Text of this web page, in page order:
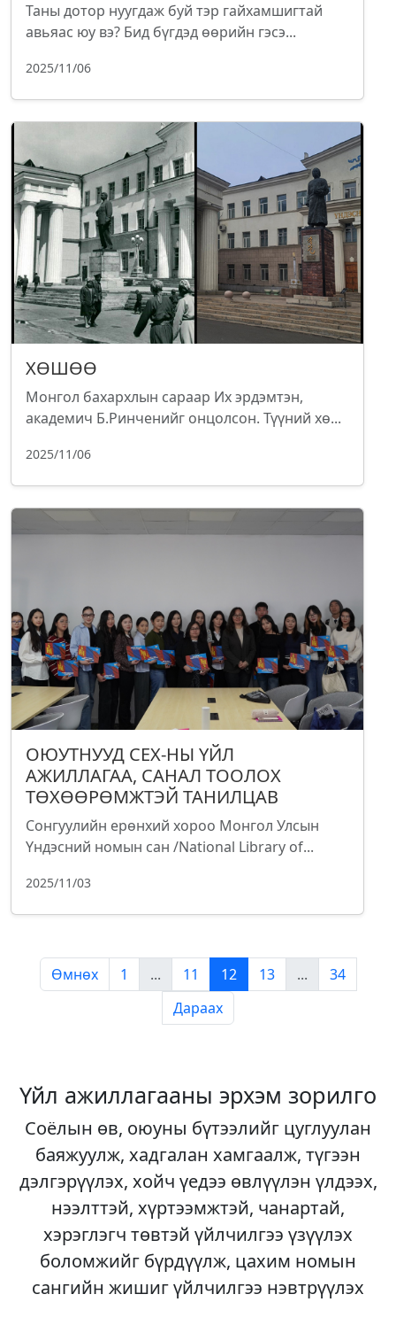
Таны дотор нуугдаж буй тэр гайхамшигтай
авьяас юу вэ? Бид бүгдэд өөрийн гэсэ...
2025/11/06
ХӨШӨӨ
Монгол бахархлын сараар Их эрдэмтэн,
академич Б.Ринченийг онцолсон. Түүний хө...
2025/11/06
ОЮУТНУУД СЕХ-НЫ ҮЙЛ
АЖИЛЛАГАА, САНАЛ ТООЛОХ
ТӨХӨӨРӨМЖТЭЙ ТАНИЛЦАВ
Сонгуулийн ерөнхий хороо Монгол Улсын
Үндэсний номын сан /National Library of...
2025/11/03
Өмнөх 1 ... 11 12 13 ...
34
Дараах
Үйл ажиллагааны эрхэм зорилго
Соёлын өв, оюуны бүтээлийг цуглуулан
баяжуулж, хадгалан хамгаалж, түгээн
дэлгэрүүлэх, хойч үедээ өвлүүлэн үлдээх,
нээлттэй, хүртээмжтэй, чанартай,
хэрэглэгч төвтэй үйлчилгээ үзүүлэх
боломжийг бүрдүүлж, цахим номын
сангийн жишиг үйлчилгээ нэвтрүүлэх